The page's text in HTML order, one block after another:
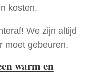
kosten.
We zijn altijd
moet gebeuren.
warm en